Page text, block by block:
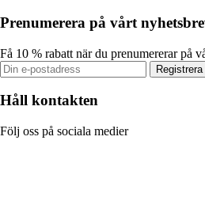
Prenumerera på vårt
Få 10 % rabatt när du prenumererar på
Håll kontakten
Följ oss på sociala medier